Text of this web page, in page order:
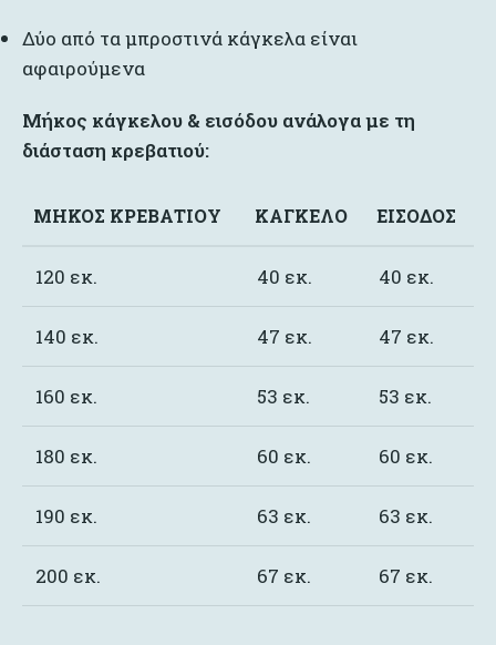
Δύο από τα μπροστινά κάγκελα είναι
αφαιρούμενα
Μήκος κάγκελου & εισόδου ανάλογα με τη
διάσταση κρεβατιού:
ΜΉΚΟΣ ΚΡΕΒΑΤΙΟΎ ΚΆΓΚΕΛΟ ΕΊΣΟΔΟΣ
120 εκ. 40 εκ. 40 εκ.
140 εκ. 47 εκ. 47 εκ.
160 εκ. 53 εκ. 53 εκ.
180 εκ. 60 εκ. 60 εκ.
190 εκ. 63 εκ. 63 εκ.
200 εκ. 67 εκ. 67 εκ.